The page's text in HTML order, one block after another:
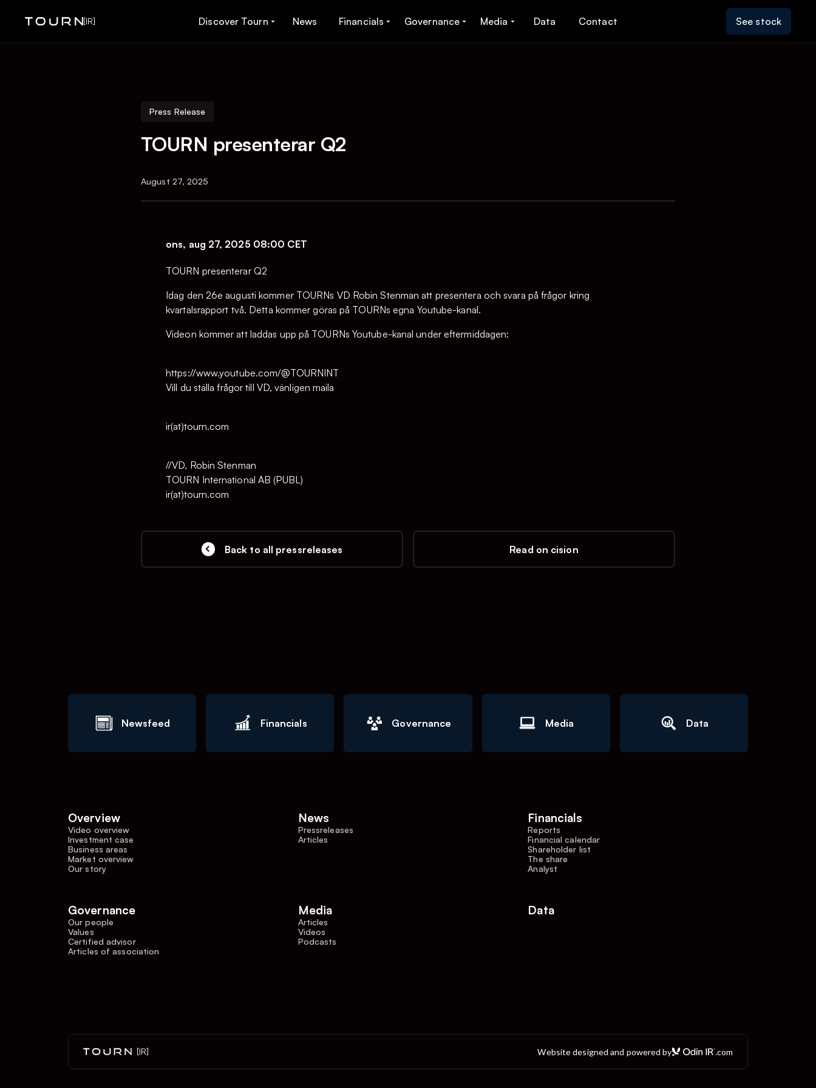
[IR] Discover Tourn News Financials Governance Media Data Contact See stock
Press Release
TOURN presenterar Q2
August 27, 2025
ons, aug 27, 2025 08:00 CET
TOURN presenterar Q2
Idag den 26e augusti kommer TOURNs VD Robin Stenman att presentera och svara på frågor kring
kvartalsrapport två. Detta kommer göras på TOURNs egna Youtube-kanal.
Videon kommer att laddas upp på TOURNs Youtube-kanal under eftermiddagen:
https://www.youtube.com/@TOURNINT
Vill du ställa frågor till VD, vänligen maila
ir(at)tourn.com
//VD, Robin Stenman
TOURN International AB (PUBL)
ir(at)tourn.com
Back to all pressreleases Read on cision
Newsfeed Financials Governance Media Data
Overview
Video overview
Investment case
Business areas
Market overview
Our story
News
Pressreleases
Articles
Financials
Reports
Financial calendar
Shareholder list
The share
Analyst
Governance
Our people
Values
Certified advisor
Articles of association
Media
Articles
Videos
Podcasts
Data
[IR] Website designed and powered by .com